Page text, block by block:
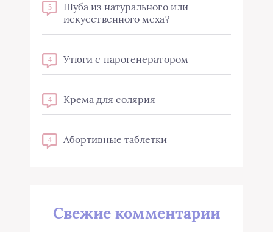
5
Шуба из натурального или
искусственного меха?
4 Утюги с парогенератором
4 Крема для солярия
4 Абортивные таблетки
Свежие комментарии